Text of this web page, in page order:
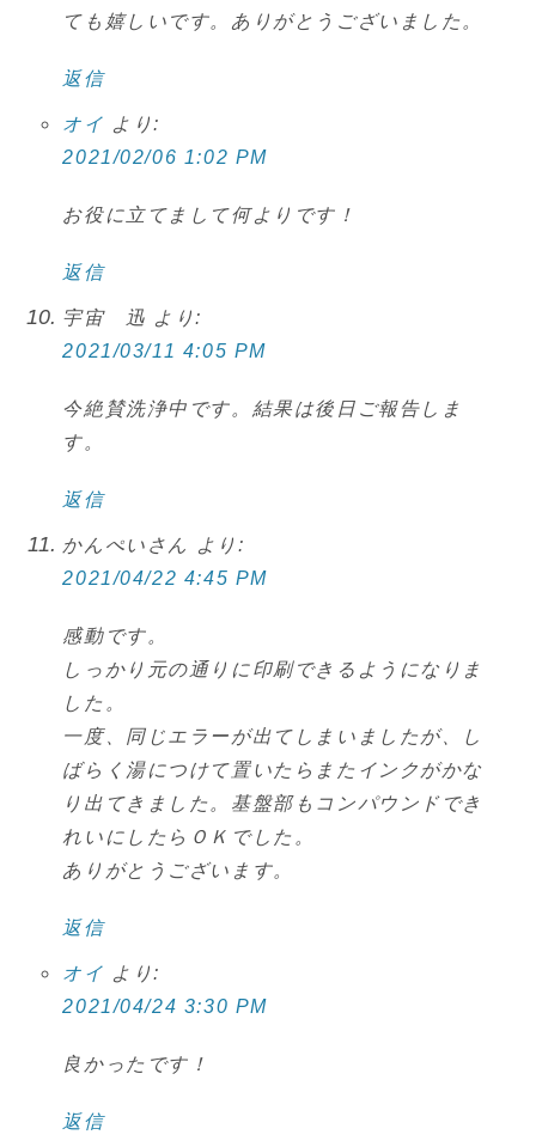
ても嬉しいです。ありがとうございました。
返信
オイ より:
2021/02/06 1:02 PM
お役に立てまして何よりです！
返信
宇宙 迅 より:
2021/03/11 4:05 PM
今絶賛洗浄中です。結果は後日ご報告しま
す。
返信
かんぺいさん
より:
2021/04/22 4:45 PM
感動です。
しっかり元の通りに印刷できるようになりま
した。
一度、同じエラーが出てしまいましたが、し
ばらく湯につけて置いたらまたインクがかな
り出てきました。基盤部もコンパウンドでき
れいにしたらＯＫでした。
ありがとうございます。
返信
オイ より:
2021/04/24 3:30 PM
良かったです！
返信